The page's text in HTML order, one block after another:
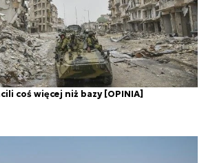
coś więcej niż bazy [OPINIA]